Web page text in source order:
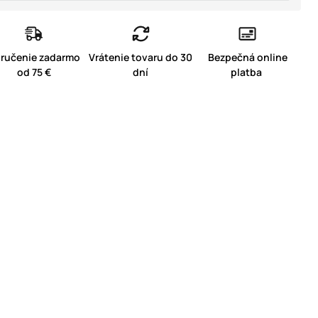
zadarmo
od 75 €
Vrátenie tovaru do 30
dní
Bezpečná online
platba